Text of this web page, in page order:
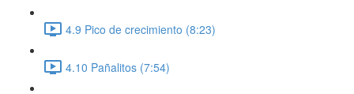
4.9 Pico de crecimiento (8:23)
4.10 Pañalitos (7:54)